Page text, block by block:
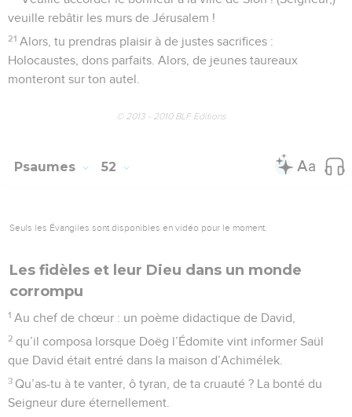
veuille rebâtir les murs de Jérusalem !
21 Alors, tu prendras plaisir à de justes sacrifices :
Holocaustes, dons parfaits. Alors, de jeunes taureaux
monteront sur ton autel.
© 2013 - 2010 BLF Editions
Psaumes 52
Seuls les Évangiles sont disponibles en vidéo pour le moment.
Les fidèles et leur Dieu dans un monde
corrompu
1 Au chef de chœur : un poème didactique de David,
2 qu’il composa lorsque Doëg l’Édomite vint informer Saül
que David était entré dans la maison d’Achimélek.
3 Qu’as-tu à te vanter, ô tyran, de ta cruauté ? La bonté du
Seigneur dure éternellement.